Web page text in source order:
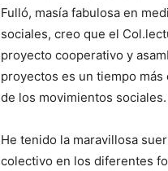
Fulló, masía fabulosa en
sociales, creo que el
proyecto cooperativo y
proyectos es un tiempo
de los movimientos sociales.
He tenido la maravillosa
colectivo en los diferentes